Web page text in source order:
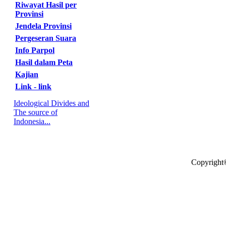
Riwayat Hasil per
Provinsi
Jendela Provinsi
Pergeseran Suara
Info Parpol
Hasil dalam Peta
Kajian
Link - link
Ideological Divides and
The source of
Indonesia...